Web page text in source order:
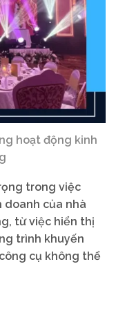
hoạt động kinh
trong việc
doanh của nhà
từ việc hiển thị
trình khuyến
cụ không thể